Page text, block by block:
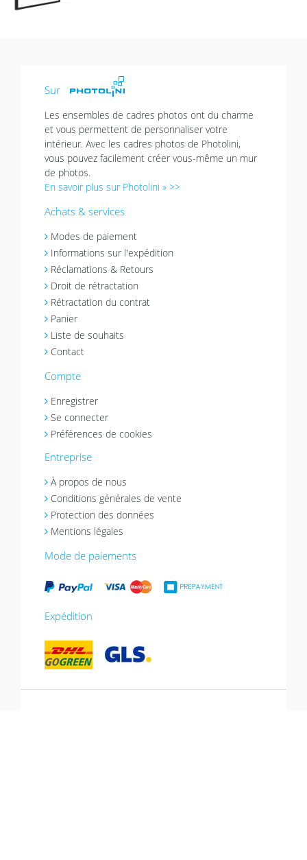
Sur
Les ensembles de cadres photos ont du charme
et vous permettent de personnaliser votre
intérieur. Avec les cadres photos de Photolini,
vous pouvez facilement créer vous-même un mur
de photos.
En savoir plus sur Photolini » >>
Achats & services
Modes de paiement
Informations sur l'expédition
Réclamations & Retours
Droit de rétractation
Rétractation du contrat
Panier
Liste de souhaits
Contact
Compte
Enregistrer
Se connecter
Préférences de cookies
Entreprise
À propos de nous
Conditions générales de vente
Protection des données
Mentions légales
Mode de paiements
Expédition